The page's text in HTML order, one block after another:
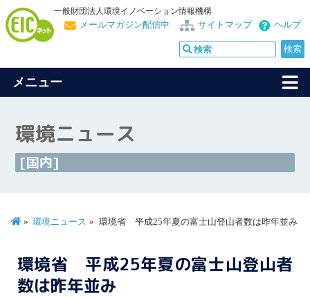
一般財団法人環境イノベーション情報機構
ヘルプ
サイトマップ
メールマガジン配信中
メニュー
環境ニュース
[国内]
環境ニュース 環境省 平成25年夏の富士山登山者数は昨年並み
環境省 平成25年夏の富士山登山者
数は昨年並み